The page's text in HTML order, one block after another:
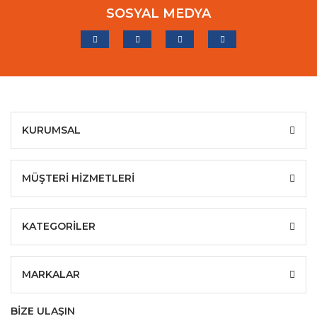
SOSYAL MEDYA
KURUMSAL
MÜŞTERİ HİZMETLERİ
KATEGORİLER
MARKALAR
BİZE ULAŞIN